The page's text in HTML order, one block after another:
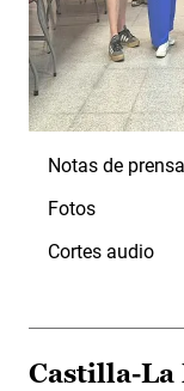
Notas de prensa
Fotos
Cortes audio
Castilla-La